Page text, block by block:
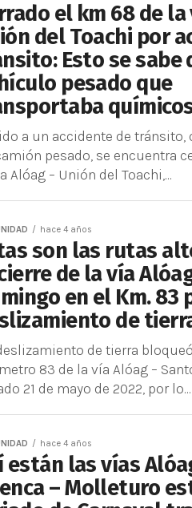
el km 68 de
del Toachi por
Esto se sabe
pesado que
a un accidente de tránsito,
pesado, se encuentra
Alóag – Unión del Toachi,...
hace 4 años
son las rutas
de la vía
en el Km. 83
de
de tierra
83 de la vía Alóag –
21 de mayo de 2022, por lo...
hace 4 años
están las vías
– Molleturo